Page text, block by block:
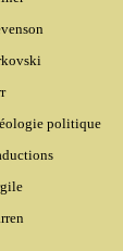
politique